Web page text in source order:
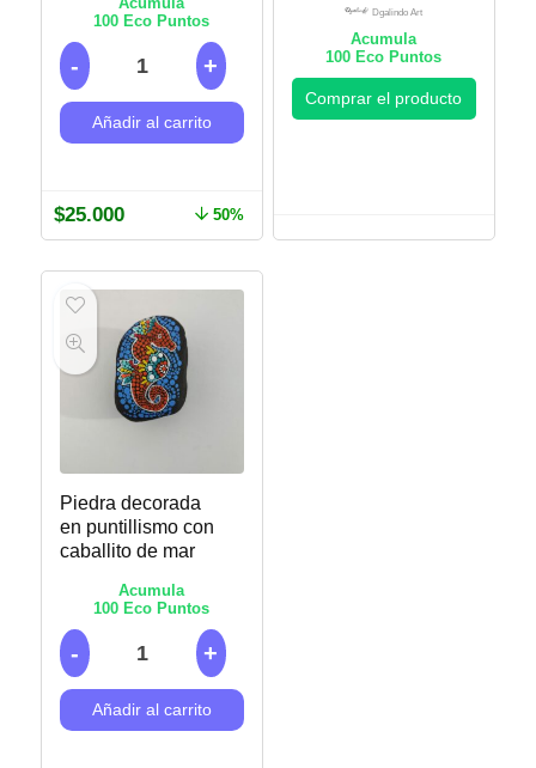
100 Eco Puntos
Añadir al carrito
$25.000 50%
Dgalindo Art
Acumula
100 Eco Puntos
Comprar el producto
Piedra decorada
en puntillismo con
caballito de mar
Acumula
100 Eco Puntos
Añadir al carrito